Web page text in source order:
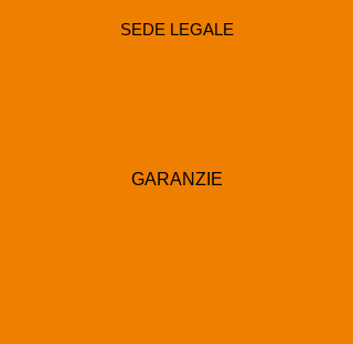
SEDE LEGALE
GARANZIE